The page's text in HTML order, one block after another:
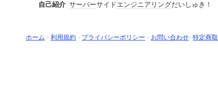
自己紹介 サーバーサイドエンジニアリングだいしゅき！
ホーム - 利用規約 - プライバシーポリシー - お問い合わせ- 特定商